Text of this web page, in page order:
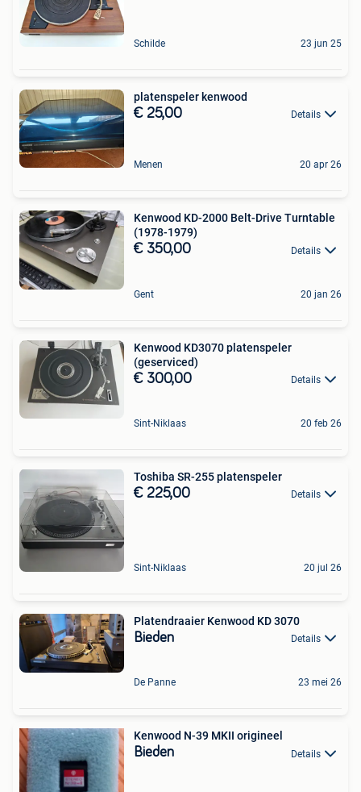
Schilde 23 jun 25
platenspeler kenwood
€ 25,00 Details
Menen 20 apr 26
Kenwood KD-2000 Belt-Drive Turntable
(1978-1979)
€ 350,00 Details
Gent 20 jan 26
Kenwood KD3070 platenspeler
(geserviced)
€ 300,00 Details
Sint-Niklaas 20 feb 26
Toshiba SR-255 platenspeler
€ 225,00 Details
Sint-Niklaas 20 jul 26
Platendraaier Kenwood KD 3070
Bieden Details
De Panne 23 mei 26
Kenwood N-39 MKII origineel
Bieden Details